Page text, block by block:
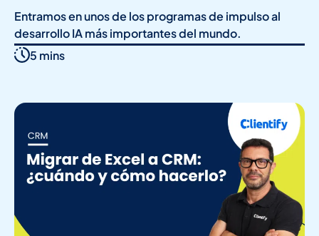
Entramos en unos de los programas de impulso al
desarrollo IA más importantes del mundo.
5 mins